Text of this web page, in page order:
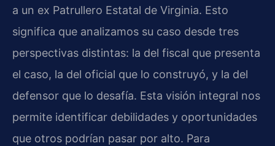
a un ex Patrullero Estatal de Virginia. Esto
significa que analizamos su caso desde tres
perspectivas distintas: la del fiscal que presenta
el caso, la del oficial que lo construyó, y la del
defensor que lo desafía. Esta visión integral nos
permite identificar debilidades y oportunidades
que otros podrían pasar por alto. Para